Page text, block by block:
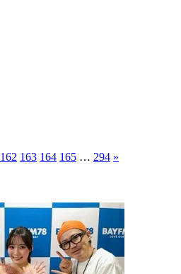
162 163 164 165 … 294 »